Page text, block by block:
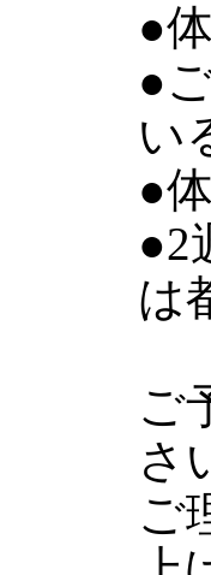
●
●
い
●
●2
は
ご
さ
ご